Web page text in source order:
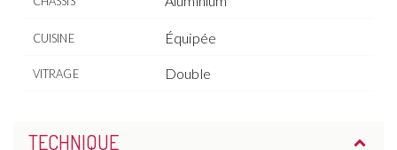
CUISINE Équipée
VITRAGE Double
TECHNIQUE